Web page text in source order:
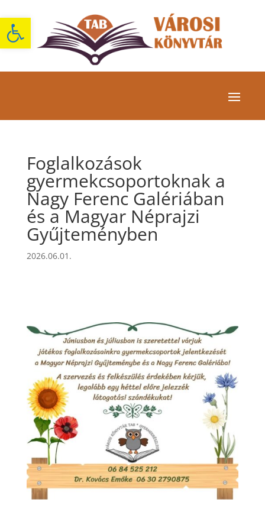
Eszköztár megnyitása
Foglalkozások
gyermekcsoportoknak a
Nagy Ferenc Galériában
és a Magyar Néprajzi
Gyűjteményben
2026.06.01.